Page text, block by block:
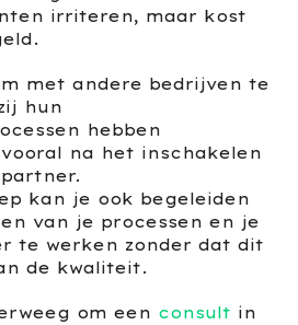
irriteren, maar kost
met andere bedrijven te
hun
hebben
na het inschakelen
kan je ook begeleiden
van je processen en je
te werken zonder dat dit
de kwaliteit.
om een consult in